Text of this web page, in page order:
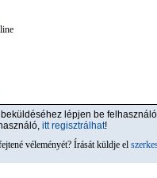
lépjen be
itt regisztrálhat!
véleményét? Írását küldje el